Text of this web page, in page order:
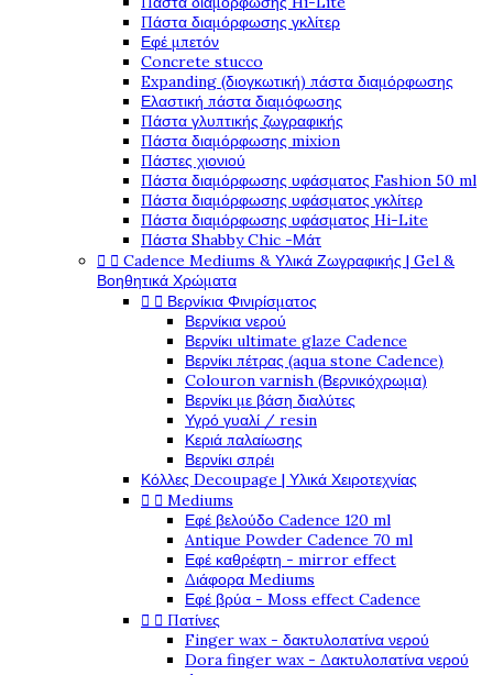
Πάστα διαμόρφωσης γκλίτερ
Εφέ μπετόν
Concrete stucco
Expanding (διογκωτική) πάστα διαμόρφωσης
Ελαστική πάστα διαμόφωσης
Πάστα γλυπτικής ζωγραφικής
Πάστα διαμόρφωσης mixion
Πάστες χιονιού
Πάστα διαμόρφωσης υφάσματος Fashion 50 ml
Πάστα διαμόρφωσης υφάσματος γκλίτερ
Πάστα διαμόρφωσης υφάσματος Hi-Lite
Πάστα Shabby Chic -Μάτ
  Cadence Mediums & Υλικά Ζωγραφικής | Gel &
Βοηθητικά Χρώματα
  Βερνίκια Φινιρίσματος
Βερνίκια νερού
Βερνίκι ultimate glaze Cadence
Βερνίκι πέτρας (aqua stone Cadence)
Colouron varnish (Βερνικόχρωμα)
Βερνίκι με βάση διαλύτες
Υγρό γυαλί / resin
Κεριά παλαίωσης
Βερνίκι σπρέι
Κόλλες Decoupage | Υλικά Χειροτεχνίας
  Mediums
Εφέ βελούδο Cadence 120 ml
Antique Powder Cadence 70 ml
Εφέ καθρέφτη - mirror effect
Διάφορα Mediums
Εφέ βρύα - Moss effect Cadence
  Πατίνες
Finger wax - δακτυλοπατίνα νερού
Dora finger wax - Δακτυλοπατίνα νερού